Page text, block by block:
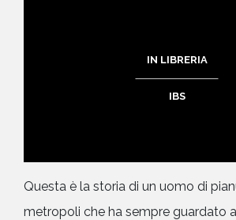
IN LIBRERIA
IBS
Questa è la storia di un uomo di
metropoli che ha sempre guardato